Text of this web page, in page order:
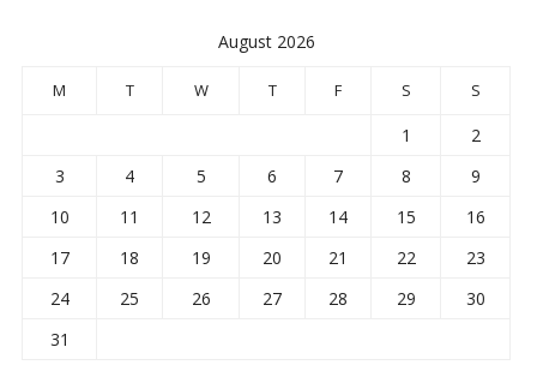
August 2026
M T W T F S S
1
2
3
4 5 6 7 8
9
10
11 12 13 14 15
16
17
18 19 20 21 22
23
24
25 26 27 28 29
30
31